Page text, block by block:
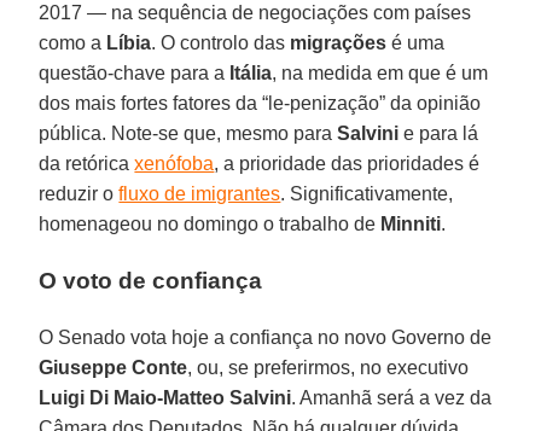
2017 — na sequência de negociações com países
como a Líbia. O controlo das migrações é uma
questão-chave para a Itália, na medida em que é um
dos mais fortes fatores da “le-penização” da opinião
pública. Note-se que, mesmo paraSalvini e para lá
da retóricaxenófoba, a prioridade das prioridades é
reduzir ofluxo de imigrantes. Significativamente,
homenageou no domingo o trabalho de Minniti.
O voto de confiança
O Senado vota hoje a confiança no novo Governo de
Giuseppe Conte, ou, se preferirmos, no executivo
Luigi Di Maio-Matteo Salvini. Amanhã será a vez da